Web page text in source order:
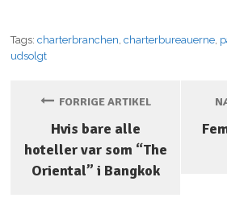
Tags:charterbranchen,charterbureauerne,
udsolgt
FORRIGE ARTIKEL
Hvis bare alle
hoteller var som “The
Oriental” i Bangkok